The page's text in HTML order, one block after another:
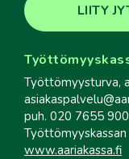
LIITY
Työttömyysturva,
puh. 020 7655 900
www.aariakassa.fi